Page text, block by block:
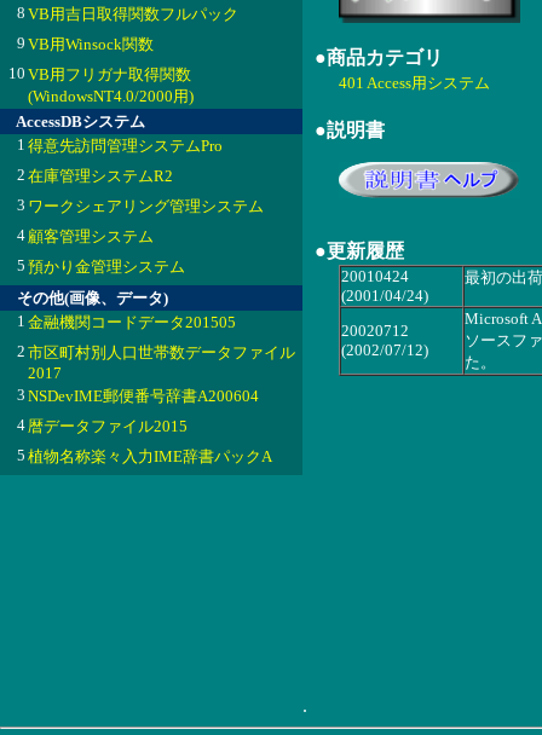
8 VB用吉日取得関数フルパック
9 VB用Winsock関数
10 VB用フリガナ取得関数
(WindowsNT4.0/2000用)
AccessDBシステム
1 得意先訪問管理システムPro
2 在庫管理システムR2
3 ワークシェアリング管理システム
4顧客管理システム
5 預かり金管理システム
その他(画像、データ)
1 金融機関コードデータ201505
2 市区町村別人口世帯数データファイル
2017
3 NSDevIME郵便番号辞書A200604
4暦データファイル2015
5 植物名称楽々入力IME辞書パックA
.
●商品カテゴリ
401 Access用システム
●説明書
●更新履歴
20010424
(2001/04/24)
最初の出荷
20020712
(2002/07/12)
Microsoft
ソースフ
た。